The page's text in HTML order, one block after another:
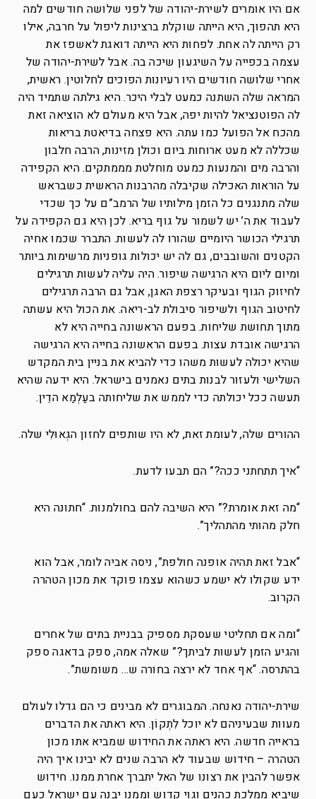
אם היו אומרים לשירת-יהודה של לפני שלושה חודשים למה
היא תהפוך, היא הייתה שוקלת ברצינות ליפול על חרבה, אילו
רק הייתה לה אחת. לפחות היא הייתה דואגת לאשפז את
עצמה בכפייה על השיגעון שיכה בה. אבל לשירת-יהודה של
אחרי שלושה חודשים היו רעיונות הפוכים לחלוטין. ראשית,
המראה שלה השתנה כמעט לבלי היכר. היא גילתה שתמיד היה
לה הפוטנציאל להיות יפה, אבל היא מעולם לא הוציאה זאת
מהכח אל הפועל כמו עתה. היא פצחה בדיאטת בריאות
שכללה לא מעט ארוחות ביום וכולן מזינות, הרבה חלבון
והרבה מים והמנעות כמעט מוחלטת מממתקים. היא הקפידה
על הוראות האכילה שקיבלה מהרבנות הראשית כשבראש
שלה מתנגנים כל הזמן מילותיו של הרמב”ם על כך שכדי
לעבוד את ה’ יש לשמור על גוף בריא. לכן היא גם הקפידה על
תרגילי הכושר היומיים שהורו לה לעשות. התברר שכמו אחיה
הקטנים והשובבים, גם לה יש יכולות גופניות מרשימות ביותר
ומיום ליום היא הרגישה שיפור. היה עליה לעשות תרגילים
לחיזוק הגוף ובעיקר רצפת האגן, אבל גם הרבה תרגילים
לחיטוב הגוף ולשיפור סיבולת לב-ריאה. את הכול היא עשתה
מתוך תחושת שליחות. בפעם הראשונה בחייה היא לא
הרגישה אובדת עצות. בפעם הראשונה בחייה היא הרגישה
שהיא יכולה לעשות משהו כדי להביא את בניין בית המקדש
השלישי ולעזור לבנות בתים נאמנים בישראל. היא ידעה שהיא
תעשה ככל יכולתה כדי לממש את שליחותה בעַלְמַא הדֵין.
ההורים שלה, לעומת זאת, לא היו שותפים לחזון הגְאוּלִי שלה.
“איך תתחתני ככה?” הם תבעו לדעת.
“מה זאת אומרת?” היא השיבה להם בחולמנות. “חתונה היא
חלק מהותי מהתהליך”.
“אבל זאת תהיה אופנה חולפת”, ניסה אביה לומר, אבל הוא
ידע שקולו לא ישמע כשהוא עצמו פוקד את מכון הטהרה
הקרוב.
“ומה אם תחליטי שעסקת מספיק בבניית בתים של אחרים
והגיע הזמן לעשות לביתך?” שאלה אמה, ספק בדאגה ספק
בהתרסה. “אף אחד לא ירצה בחורה ש… משומשת”.
שירת-יהודה נאנחה. המבוגרים לא מבינים כי הם גדלו לעולם
מעוות שבעיניהם לא יוכל לִתְקוֹן. היא ראתה את הדברים
בראייה חדשה. היא ראתה את החידוש שמביא אתו מכון
הטהרה – חידוש שבעוד לא הרבה שנים לא יבינו איך היה
אפשר להבין את רצונו של האל יתברך אחרת ממנו. חידוש
שיביא ממלכת כהנים וגוי קדוש וממנו יבנה עם ישראל כעם